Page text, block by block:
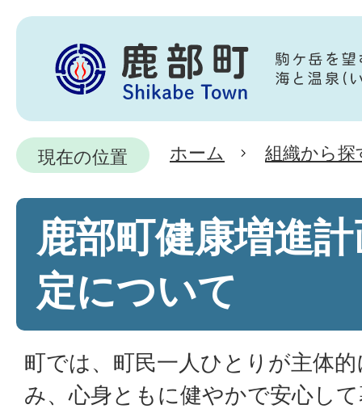
現在の位置 ホーム 組織から探
鹿部町健康増進
定について
町では、町民一人ひとりが主体
み、心身ともに健やかで安心し